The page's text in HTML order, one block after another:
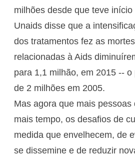
milhões desde que teve
Unaids disse que a
dos tratamentos fez as
relacionadas à Aids
para 1,1 milhão, em 2015 --
de 2 milhões em 2005.
Mas agora que mais
mais tempo, os desafios de
medida que envelhecem, de
se dissemine e de reduzir